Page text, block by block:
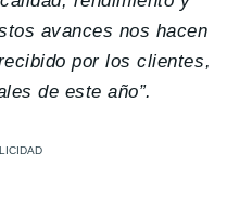
avances nos hacen
por los clientes,
de este año”.